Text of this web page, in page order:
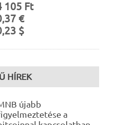
105 Ft
€
$
HÍREK
újabb
a